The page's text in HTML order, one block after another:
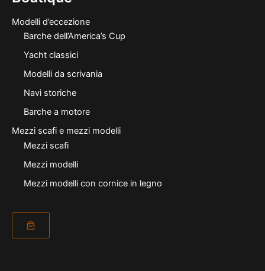
Modelli d’eccezione
Barche dell’America’s Cup
Yacht classici
Modelli da scrivania
Navi storiche
Barche a motore
Mezzi scafi e mezzi modelli
Mezzi scafi
Mezzi modelli
Mezzi modelli con cornice in legno